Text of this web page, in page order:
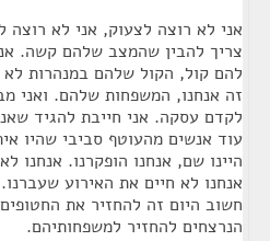
אני לא רוצה לצעוק, אני לא
צריך להבין שהמצב שלהם קשה.
להם קול, הקול שלהם במנהרות
זה אנחנו, המשפחות שלהם. ואני
לקדם עסקה. אני חייבת להגיד
היינו שם, אנחנו הופקרנו. אנחנו
אנחנו לא חיים את האירוע
חשוב היום זה להחזיר את
הנרצחים להחזיר למשפחותיהם.